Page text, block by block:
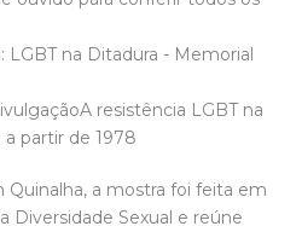
resistência LGBT na
partir de 1978
Quinalha, a mostra foi feita em
Diversidade Sexual e reúne